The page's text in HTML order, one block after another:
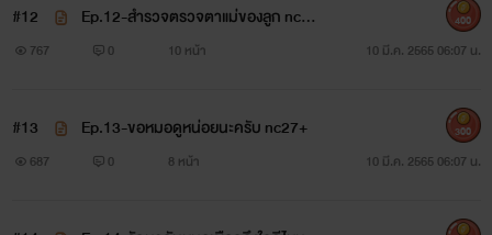
ปล.นิยายเรื่องนี้อาจมีคำหยาบคลายไม่เหมาะสม แต่เพื่อความ
สมบูรณ์แบบค่ะ
#12
Ep.12-สำรวจตรวจตาแม่ของลูก nc27
767 0 10 หน้า 10 มี.ค. 2565 06:07 น.
400
#13 Ep.13-ขอหมอดูหน่อยนะครับ nc27+
687 0 8 หน้า 10 มี.ค. 2565 06:07 น.
300